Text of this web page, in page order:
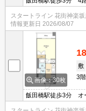
スタートライン 花街神楽坂
情報更新日 2026/08/07
画像：30枚
18
敷
3階
飯田橋駅徒歩3分
ス・トイレ別